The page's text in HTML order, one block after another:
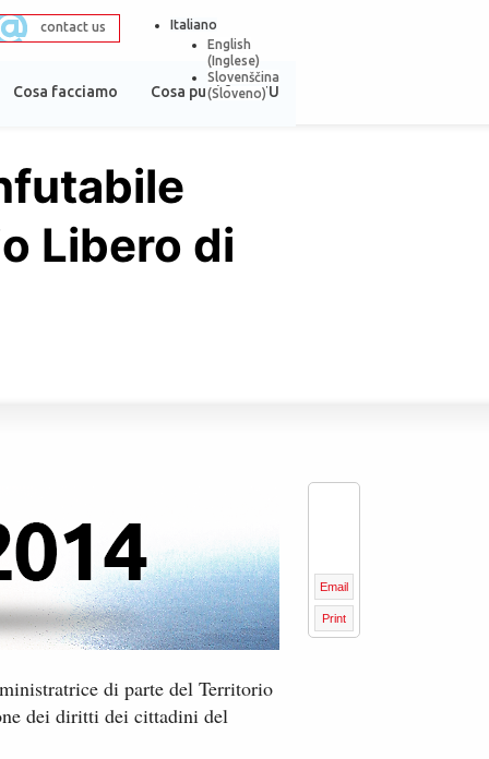
contact us
Italiano
English
(Inglese)
Slovenščina
(Sloveno)
Cosa facciamo Cosa puoi fare TU
Libero di
Email
Print
di parte del Territorio
dei diritti dei cittadini del